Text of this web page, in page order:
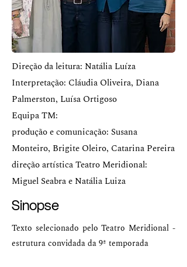
Direção da leitura: Natália Luíza
Interpretação: Cláudia Oliveira, Diana
Palmerston, Luísa Ortigoso
Equipa TM:
produção e comunicação: Susana
Monteiro, Brigite Oleiro, Catarina Pereira
direção artística Teatro Meridional:
Miguel Seabra e Natália Luiza
Sinopse
Texto selecionado pelo Teatro Meridional -
estrutura convidada da 9ª temporada